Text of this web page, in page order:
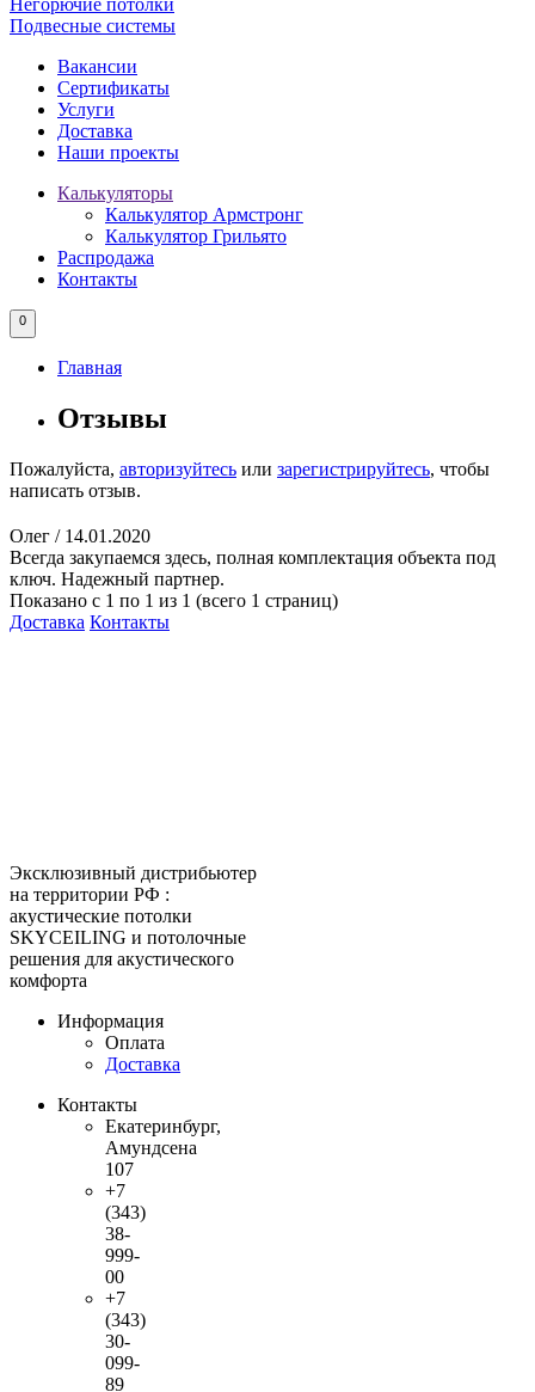
Негорючие потолки
Подвесные системы
Вакансии
Сертификаты
Услуги
Доставка
Наши проекты
Калькуляторы
Калькулятор Армстронг
Калькулятор Грильято
Распродажа
Контакты
0
Главная
Отзывы
Пожалуйста, авторизуйтесь или зарегистрируйтесь, чтобы
написать отзыв.
Олег / 14.01.2020
Всегда закупаемся здесь, полная комплектация объекта под
ключ. Надежный партнер.
Показано с 1 по 1 из 1 (всего 1 страниц)
Доставка Контакты
Эксклюзивный дистрибьютер
на территории РФ :
акустические потолки
SKYCEILING и потолочные
решения для акустического
комфорта
Информация
Оплата
Доставка
Контакты
Екатеринбург,
Амундсена
107
+7
(343)
38-
999-
00
+7
(343)
30-
099-
89